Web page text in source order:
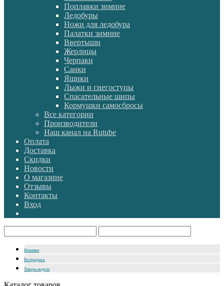
Поплавки зимние
Ледобуры
Ножи для ледобура
Палатки зимние
Ввертыши
Жерлицы
Черпаки
Санки
Ящики
Лыжи и снегоступы
Спасательные шипы
Кормушки самосбросы
Все категории
Производители
Наш канал на Rutube
Оплата
Доставка
Скидки
Новости
О магазине
Отзывы
Контакты
Вход
Новинки
Распродажа
Товары недели